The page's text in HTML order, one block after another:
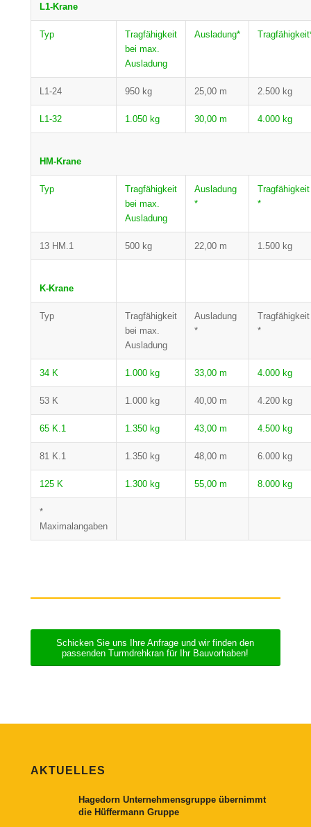
L1-Krane
Typ
Tragfähigkeit
bei max.
Ausladung
Ausladung*
L1-24 950 kg 25,00 m 2.500 kg
L1-32 1.050 kg 30,00 m 4.000 kg
HM-Krane
Typ
Tragfähigkeit
bei max.
Ausladung
Ausladung
*
Tragfähigkeit
*
13 HM.1 500 kg 22,00 m 1.500 kg
K-Krane
Typ
Tragfähigkeit
bei max.
Ausladung
Ausladung
*
Tragfähigkeit
*
34 K 1.000 kg 33,00 m 4.000 kg
53 K 1.000 kg 40,00 m 4.200 kg
65 K.1 1.350 kg 43,00 m 4.500 kg
81 K.1 1.350 kg 48,00 m 6.000 kg
125 K 1.300 kg 55,00 m 8.000 kg
*
Maximalangaben
Schicken Sie uns Ihre Anfrage und wir finden den
passenden Turmdrehkran für Ihr Bauvorhaben!
AKTUELLES
Hagedorn Unternehmensgruppe übernimmt
die Hüffermann Gruppe